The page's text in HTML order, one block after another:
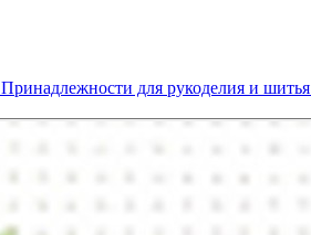
Принадлежности для рукоделия и шитья